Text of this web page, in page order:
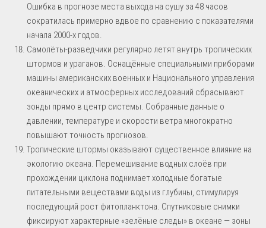
Ошибка в прогнозе места выхода на сушу за 48 часов
сократилась примерно вдвое по сравнению с показателями
начала 2000-х годов.
Самолёты-разведчики регулярно летят внутрь тропических
штормов и ураганов. Оснащённые специальными приборами
машины американских военных и Национального управления
океанических и атмосферных исследований сбрасывают
зонды прямо в центр системы. Собранные данные о
давлении, температуре и скорости ветра многократно
повышают точность прогнозов.
Тропические штормы оказывают существенное влияние на
экологию океана. Перемешивание водных слоёв при
прохождении циклона поднимает холодные богатые
питательными веществами воды из глубины, стимулируя
последующий рост фитопланктона. Спутниковые снимки
фиксируют характерные «зелёные следы» в океане — зоны